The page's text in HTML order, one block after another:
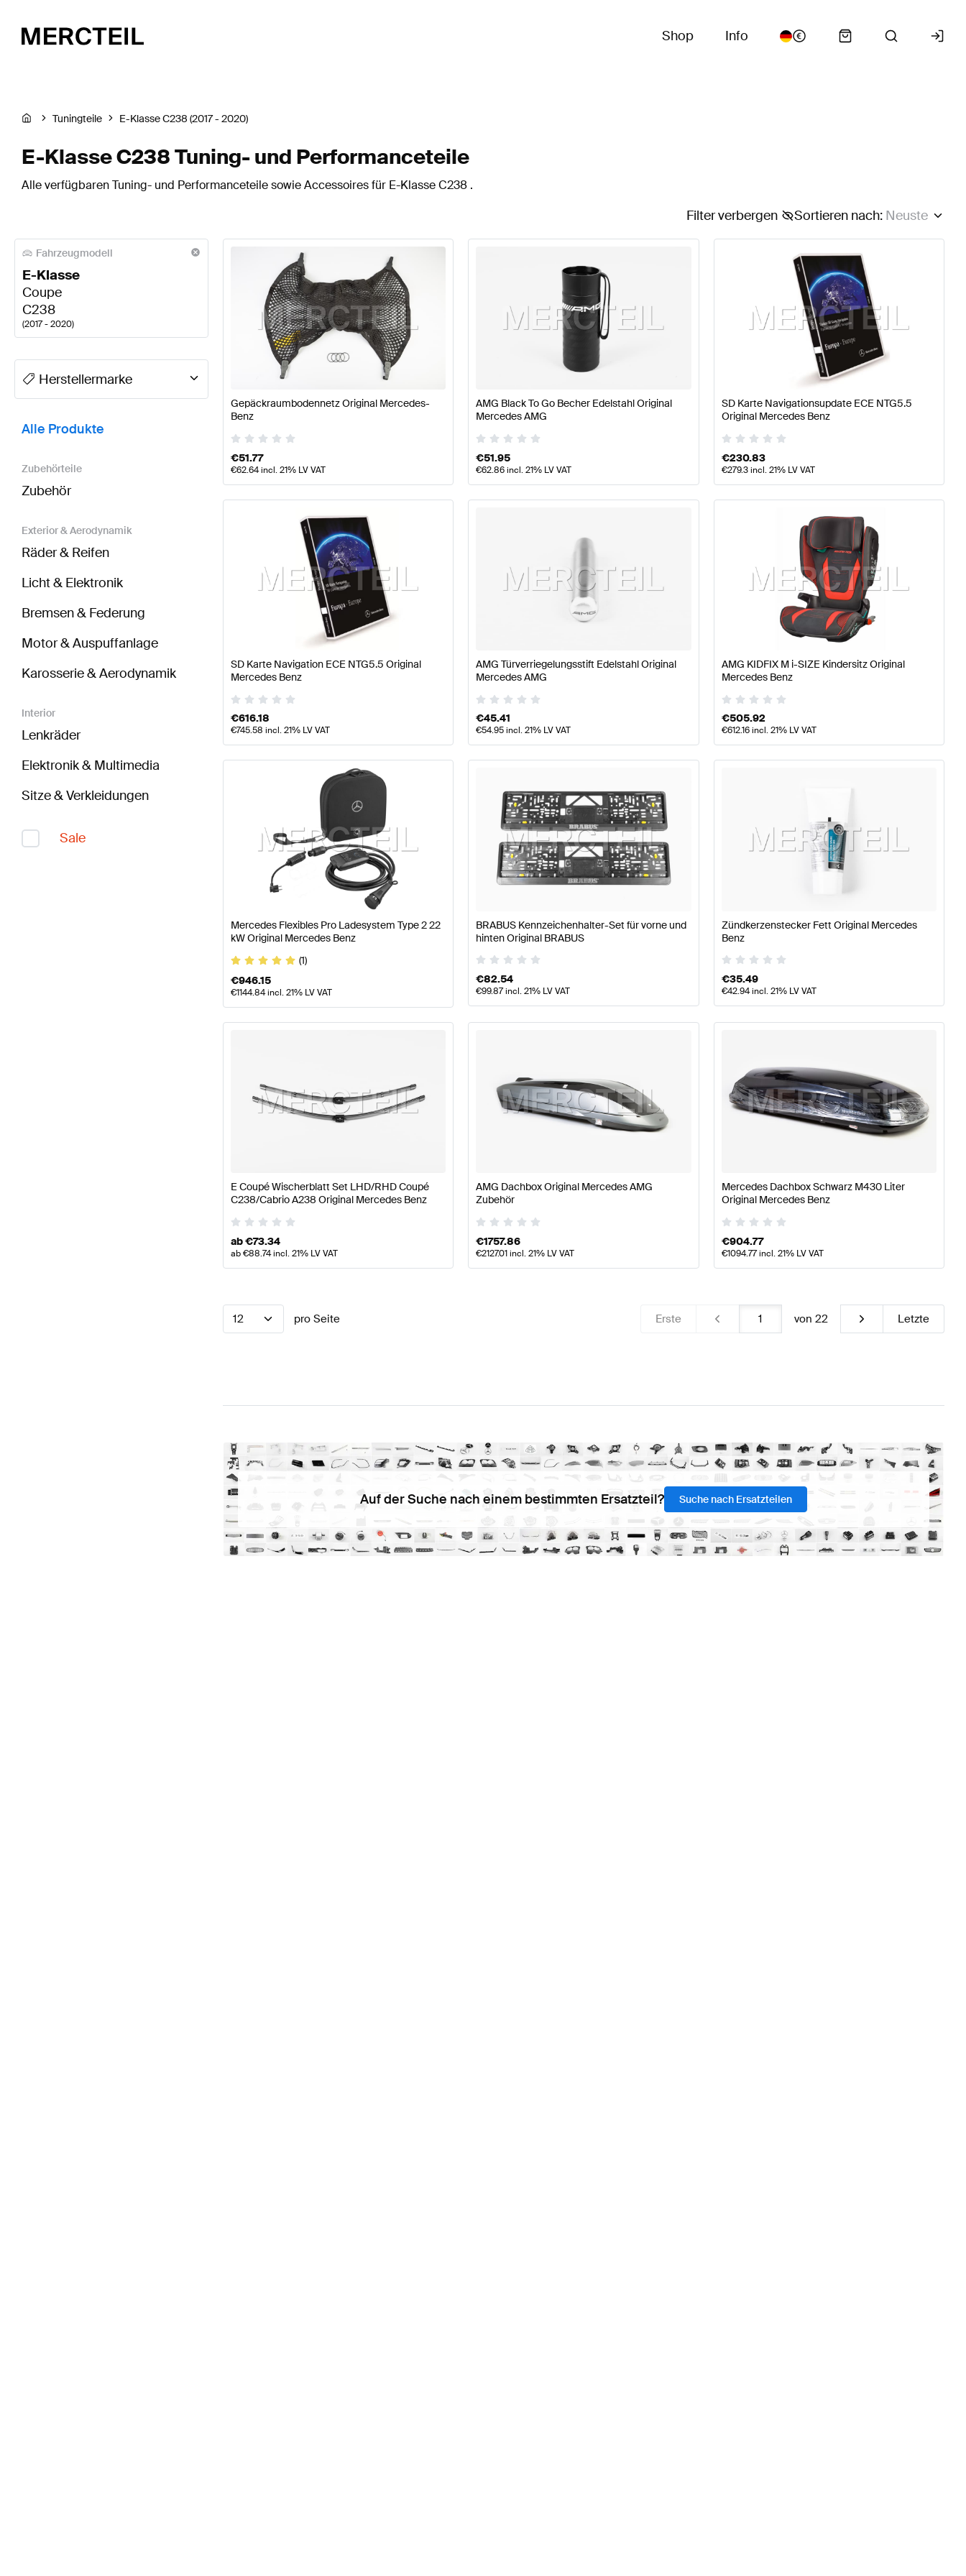
Shop Info
Tuningteile E-Klasse C238 (2017 - 2020)
E-Klasse C238 Tuning- und Performanceteile
Alle verfügbaren Tuning- und Performanceteile sowie Accessoires für E-Klasse C238 .
Sortieren nach: Neuste
Filter verbergen
Fahrzeugmodell
E-Klasse
Coupe
C238
(2017 - 2020)
A-Klasse Tuning- und Performanceteile A-Klasse W177 Modellpflege Tuning- und Performanceteile A-Klasse W177 Tuning- und Performanceteile
A-Klasse W176
Herstellermarke
BRABUS E-Klasse C238 Tuning- und PerformanceteileAMG E-Klasse C238 Tuning- und PerformanceteileMercedes-Benz E-Klasse C238 Tuning- und
Alle Produkte
Zubehörteile
Zubehör
Exterior & Aerodynamik
Räder & Reifen
Licht & Elektronik
Bremsen & Federung
Motor & Auspuffanlage
Karosserie & Aerodynamik
Interior
Lenkräder
Elektronik & Multimedia
Sitze & Verkleidungen
Sale
Gepäckraumbodennetz Original Mercedes-
Benz
€51.77
€62.64incl. 21% LV VAT
AMG Black To Go Becher Edelstahl Original
Mercedes AMG
€51.95
€62.86incl. 21% LV VAT
SD Karte Navigationsupdate ECE NTG5.5
Original Mercedes Benz
€230.83
€279.3incl. 21% LV VAT
SD Karte Navigation ECE NTG5.5 Original
Mercedes Benz
€616.18
€745.58 incl. 21% LV VAT
AMG Türverriegelungsstift Edelstahl Original
Mercedes AMG
€45.41
€54.95incl. 21% LV VAT
AMG KIDFIX M i-SIZE Kindersitz Original
Mercedes Benz
€505.92
€612.16incl. 21% LV VAT
Mercedes Flexibles Pro Ladesystem Type 2 22
kW Original Mercedes Benz
(1)
€946.15
€1144.84incl. 21% LV VAT
BRABUS Kennzeichenhalter-Set für vorne und
hinten Original BRABUS
€82.54
€99.87incl. 21% LV VAT
Zündkerzenstecker Fett Original Mercedes
Benz
€35.49
€42.94incl. 21% LV VAT
E Coupé Wischerblatt Set LHD/RHD Coupé
C238/Cabrio A238 Original Mercedes Benz
ab€73.34
ab€88.74incl. 21% LV VAT
AMG Dachbox Original Mercedes AMG
Zubehör
€1757.86
€2127.01incl. 21% LV VAT
Mercedes Dachbox Schwarz M430 Liter
Original Mercedes Benz
€904.77
€1094.77incl. 21% LV VAT
12 pro Seite Erste von 22 Letzte
Auf der Suche nach einem bestimmten Ersatzteil? Suche nach Ersatzteilen